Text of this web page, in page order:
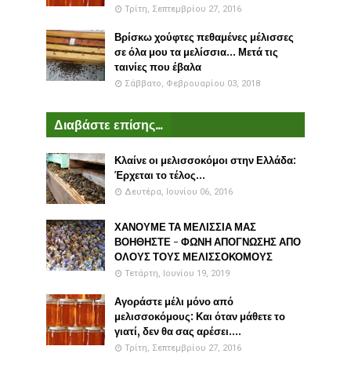
Τρίτη, Σεπτεμβρίου 27, 2016
Βρίσκω χούφτες πεθαμένες μέλισσες
σε όλα μου τα μελίσσια... Μετά τις
ταινίες που έβαλα
Σάββατο, Φεβρουαρίου 03, 2018
Διαβάστε επίσης...
Κλαίνε οι μελισσοκόμοι στην Ελλάδα:
Έρχεται το τέλος...
Δευτέρα, Ιουνίου 06, 2016
ΧΑΝΟΥΜΕ ΤΑ ΜΕΛΙΣΣΙΑ ΜΑΣ
ΒΟΗΘΗΣΤΕ - ΦΩΝΗ ΑΠΟΓΝΩΣΗΣ ΑΠΟ
ΟΛΟΥΣ ΤΟΥΣ ΜΕΛΙΣΣΟΚΟΜΟΥΣ
Τετάρτη, Ιουνίου 19, 2019
Αγοράστε μέλι μόνο από
μελισσοκόμους: Και όταν μάθετε το
γιατί, δεν θα σας αρέσει....
Τρίτη, Σεπτεμβρίου 27, 2016